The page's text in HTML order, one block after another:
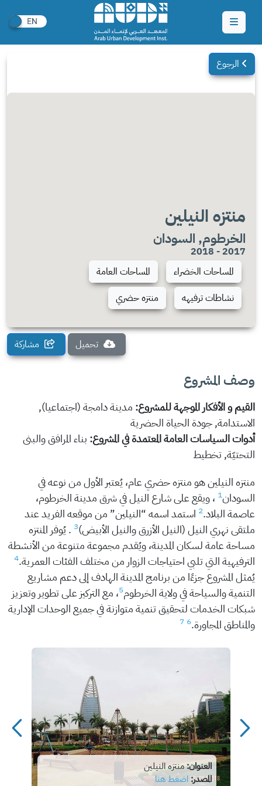
الرجوع
منتزه النيلين
الخرطوم, السودان
2017 - 2018
المساحات الخضراء
المساحات العامة
نشاطات ترفيهه
منتزه حضري
تحميل مشاركة
وصف المشروع
القيم و الأفكار الموجهة للمشروع: مدينة دامجة (اجتماعيا),
الاستدامة, جودة الحياة الحضرية
أدوات السياسات العامة المعتمدة في المشروع: بناء المرافق والبنى
التحتيّة, تخطيط
منتزه النيلين هو منتزه حضري عام، يُعتبر الأول من نوعه في
السودان1 ، ويقع على شارع النيل في شرق مدينة الخرطوم،
عاصمة البلاد.2 استمد اسمه “النيلين” من موقعه الفريد عند
ملتقى نهري النيل (النيل الأزرق والنيل الأبيض)3 . يُوفر المنتزه
مساحة عامة لسكان المدينة، ويُقدم مجموعة متنوعة من الأنشطة
الترفيهية التي تلبي احتياجات الزوار من مختلف الفئات العمرية.4
يُمثل المشروع جزءًا من برنامج المدينة الهادف إلى دعم مشاريع
التنمية والسياحة في ولاية الخرطوم5، مع التركيز على تطوير وتعزيز
شبكات الخدمات لتحقيق تنمية متوازنة في جميع الوحدات الإدارية
والمناطق المجاورة.6
7
العنوان:منتزه النيلين
المصدر:اضغط هنا